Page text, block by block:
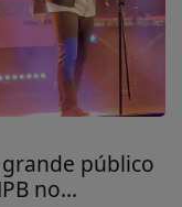
público
no...